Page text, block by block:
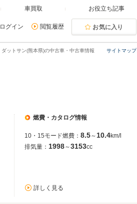
車買取 お役立ち記事
ログイン 閲覧履歴 お気に入り
サイトマップ
ダットサン(熊本県)の中古車・中古車情報
燃費・カタログ情報
10・15モード燃費： 8.5～ 10.4km/l
排気量： 1998～3153cc
詳しく見る